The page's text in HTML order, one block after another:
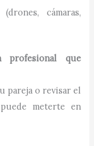
cámaras,
que
pareja o revisar el
meterte en